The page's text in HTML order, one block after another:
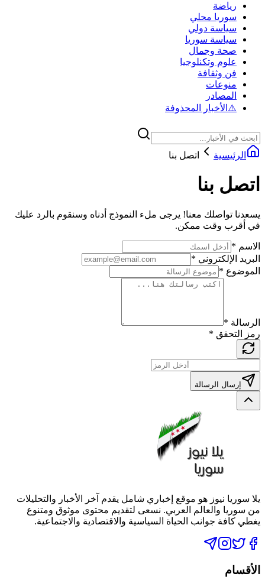
رياضة
سوريا محلي
سياسة دولي
سياسة سوريا
صحة وجمال
علوم وتكنلوجيا
فن وثقافة
منوعات
المصادر
⚠️ الأخبار المحذوفة
الرئيسية اتصل بنا
اتصل بنا
يسعدنا تواصلك معنا! يرجى ملء النموذج أدناه وسنقوم بالرد عليك
في أقرب وقت ممكن.
الاسم *
البريد الإلكتروني *
الموضوع *
الرسالة *
رمز التحقق *
إرسال الرسالة
يلا سوريا نيوز هو موقع إخباري شامل يقدم آخر الأخبار والتحليلات
من سوريا والعالم العربي. نسعى لتقديم محتوى موثوق ومتنوع
يغطي كافة جوانب الحياة السياسية والاقتصادية والاجتماعية.
الأقسام